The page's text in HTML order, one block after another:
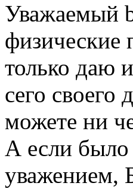
Уважаемый
физические
только даю
сего своего
можете ни
А если
уважением,